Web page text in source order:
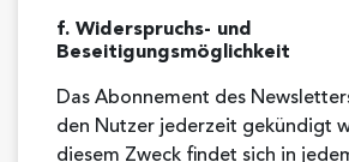
f. Widerspruchs- und
Beseitigungsmöglichkeit
Das Abonnement des
den Nutzer jederzeit gekündigt
diesem Zweck findet sich in